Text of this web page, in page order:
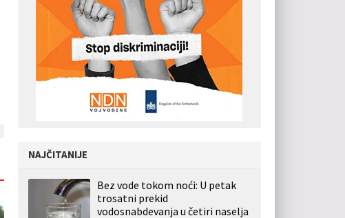
NAJČITANIJE
Bez vode tokom noći: U petak
trosatni prekid
vodosnabdevanja u četiri naselja